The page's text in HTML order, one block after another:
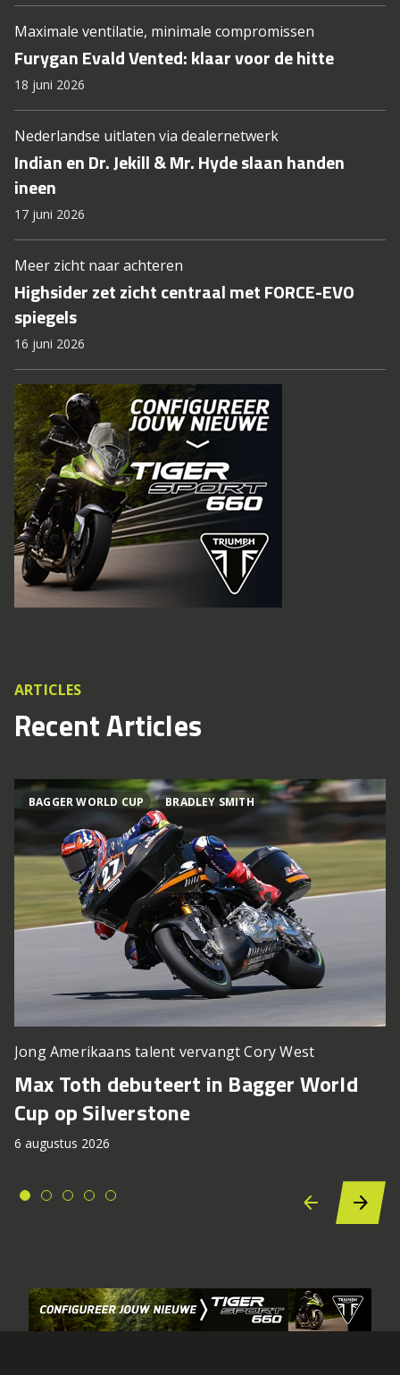
Maximale ventilatie, minimale compromissen
Furygan Evald Vented: klaar voor de hitte
18 juni 2026
Nederlandse uitlaten via dealernetwerk
Indian en Dr. Jekill & Mr. Hyde slaan handen
ineen
17 juni 2026
Meer zicht naar achteren
Highsider zet zicht centraal met FORCE-EVO
spiegels
16 juni 2026
ARTICLES
Recent Articles
BAGGER WORLD CUP BRADLEY SMITH
Jong Amerikaans talent vervangt Cory West
Max Toth debuteert in Bagger World
Cup op Silverstone
6 augustus 2026